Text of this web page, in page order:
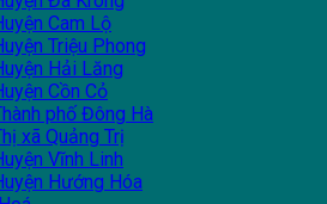
Cam Lộ
Triệu Phong
Hải Lăng
Cồn Cỏ
phố Đông Hà
xã Quảng Trị
Vĩnh Linh
Hướng Hóa